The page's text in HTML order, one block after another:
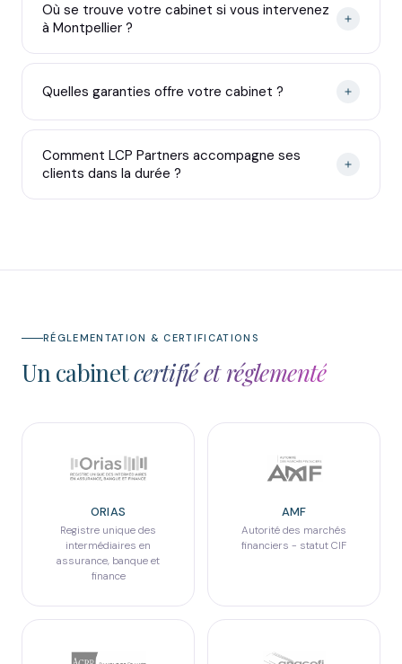
Où se trouve votre cabinet si vous intervenez
à Montpellier ?
Quelles garanties offre votre cabinet ?
Comment LCP Partners accompagne ses
clients dans la durée ?
RÉGLEMENTATION & CERTIFICATIONS
Un cabinetcertifié et réglementé
ORIAS
Registre unique des
intermédiaires en
assurance, banque et
finance
AMF
Autorité des marchés
financiers - statut CIF